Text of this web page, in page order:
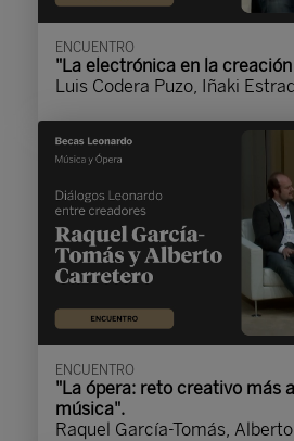
ENCUENTRO
"La electrónica en la
Luis Codera Puzo, Iñaki
ENCUENTRO
"La ópera: reto creativo más
música".
Raquel García-Tomás,